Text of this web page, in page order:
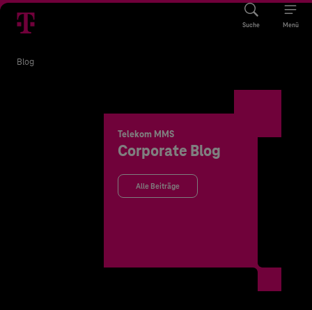
Suche Menü
Blog
Telekom MMS
Corporate Blog
Alle Beiträge